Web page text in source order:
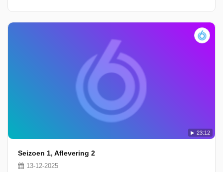
23:12
Seizoen 1, Aflevering 2
13-12-2025